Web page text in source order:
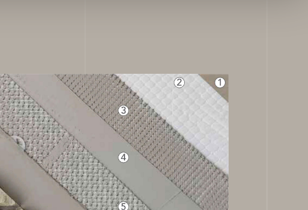
dei social
in cui utilizza il
media, i
dal suo